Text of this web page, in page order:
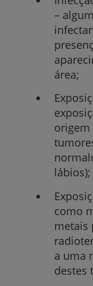
–
área;
origem
lábios);
como
metais
a uma
destes